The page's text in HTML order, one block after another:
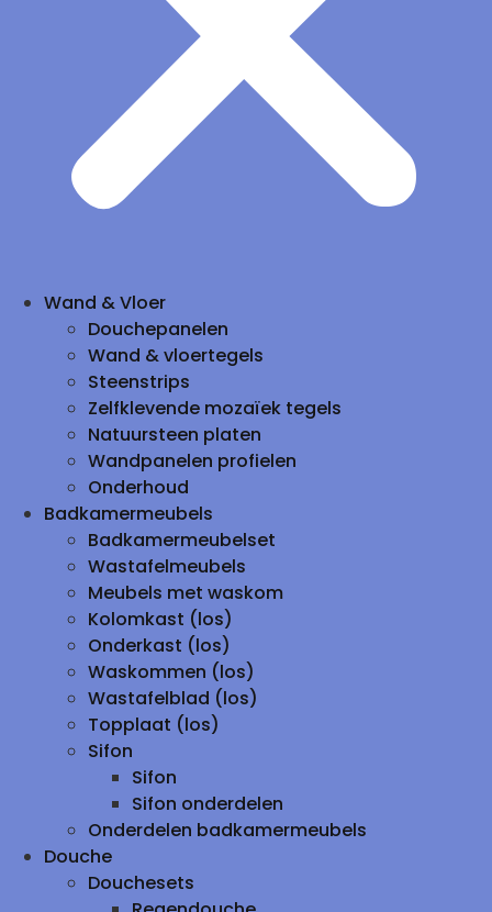
Wand & Vloer
Douchepanelen
Wand & vloertegels
Steenstrips
Zelfklevende mozaïek tegels
Natuursteen platen
Wandpanelen profielen
Onderhoud
Badkamermeubels
Badkamermeubelset
Wastafelmeubels
Meubels met waskom
Kolomkast (los)
Onderkast (los)
Waskommen (los)
Wastafelblad (los)
Topplaat (los)
Sifon
Sifon
Sifon onderdelen
Onderdelen badkamermeubels
Douche
Douchesets